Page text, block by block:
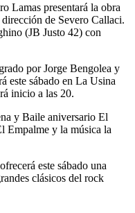
Lamas presentará la obra
de Severo Callaci.
(JB Justo 42) con
por Jorge Bengolea y
este sábado en La Usina
inicio a las 20.
y Baile aniversario El
Empalme y la música la
este sábado una
clásicos del rock